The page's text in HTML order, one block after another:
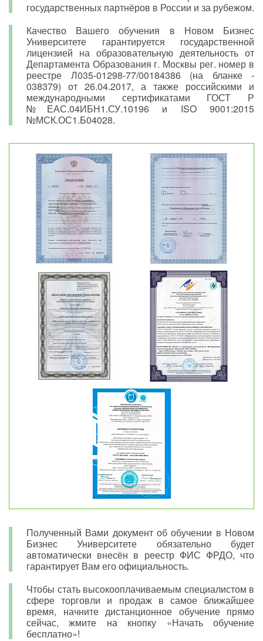
государственных партнёров в России и за рубежом.
Качество Вашего обучения в Новом Бизнес
Университете гарантируется государственной
лицензией на образовательную деятельность от
Департамента Образования г. Москвы рег. номер в
реестре Л035-01298-77/00184386 (на бланке -
038379) от 26.04.2017, а также российскими и
международными сертификатами ГОСТ Р
№ЕАС.04ИБН1.СУ.10196 и ISO 9001:2015
№МСК.ОС1.Б04028.
Полученный Вами документ об обучении в Новом
Бизнес Университете обязательно будет
автоматически внесён в реестр ФИС ФРДО, что
гарантирует Вам его официальность.
Чтобы стать высокооплачиваемым специалистом в
сфере торговли и продаж в самое ближайшее
время, начните дистанционное обучение прямо
сейчас, жмите на кнопку «Начать обучение
бесплатно»!